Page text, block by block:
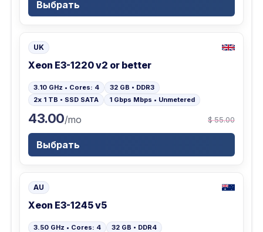
Выбрать
UK
Xeon E3-1220 v2 or better
3.10 GHz • Cores: 4
32 GB • DDR3
2x 1 TB • SSD SATA
1 Gbps Mbps • Unmetered
43.00/mo $ 55.00
Выбрать
AU
Xeon E3-1245 v5
3.50 GHz • Cores: 4
32 GB • DDR4